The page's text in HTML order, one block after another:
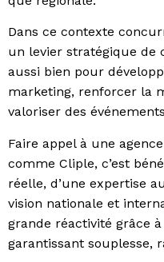
Dans ce contexte
un levier stratégique de
aussi bien pour
marketing, renforcer la
valoriser des
Faire appel à une
comme Cliple, c’est
réelle, d’une expertise
vision nationale et
grande réactivité grâce
garantissant souplesse,